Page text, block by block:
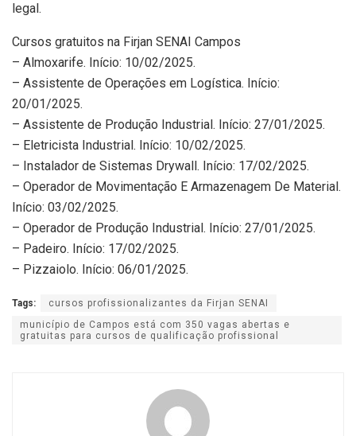
legal.
Cursos gratuitos na Firjan SENAI Campos
– Almoxarife. Início: 10/02/2025.
– Assistente de Operações em Logística. Início:
20/01/2025.
– Assistente de Produção Industrial. Início: 27/01/2025.
– Eletricista Industrial. Início: 10/02/2025.
– Instalador de Sistemas Drywall. Início: 17/02/2025.
– Operador de Movimentação E Armazenagem De Material.
Início: 03/02/2025.
– Operador de Produção Industrial. Início: 27/01/2025.
– Padeiro. Início: 17/02/2025.
– Pizzaiolo. Início: 06/01/2025.
Tags:
cursos profissionalizantes da Firjan SENAI
município de Campos está com 350 vagas abertas e
gratuitas para cursos de qualificação profissional